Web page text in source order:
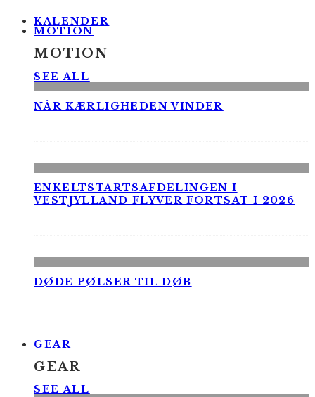
KALENDER
MOTION
MOTION
SEE ALL
NÅR KÆRLIGHEDEN VINDER
ENKELTSTARTSAFDELINGEN I
VESTJYLLAND FLYVER FORTSAT I 2026
DØDE PØLSER TIL DØB
GEAR
GEAR
SEE ALL